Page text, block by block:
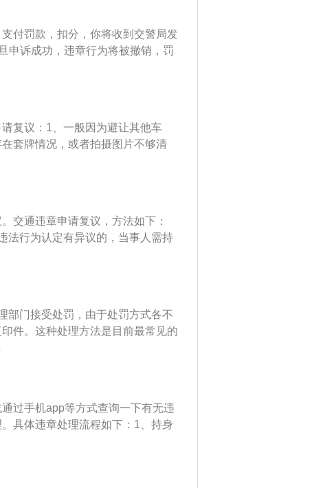
申请。行政复议机关应当自受理之
章有异议时，具体复议方法是，先
录像。如看完录像还觉得有异议，
支队办公大楼复议；4、行政复议
材料复印件、驾驶证、行驶证、
资料。
付罚款，扣分，你将收到交警局发
申诉成功，违章行为将被撤销，罚
要一张《行政复议申请表》，然
一项是撤销处罚的理由，填写的理
提高申诉的成功率；3、手续办理
结果通知你，可能撤销违章会成
的，可以在接到通知之日起五日内
复议：1、一般因为避让其他车
套牌情况，或者拍摄图片不够清
的基本都维持原裁定的；2、写复
口的摄像头它有时照的不全，死角
，如果是维持原裁定，那就认倒霉
交通违章申请复议，方法如下：
法行为认定有异议的，当事人需持
处罚窗口开具处罚决定书，持上述
本人身份证、驾驶证、行车证及执
法控处复议科申请行政复议；3、
调阅违法照片进行详细比对，发现
黑色细条，本着对驾驶员教育为主
录予以删除。同时也提醒驾驶人遵
部门接受处罚，由于处罚方式各不
件。这种处理方法是目前最常见的
通过外地朋友代理，如果违章本
地的相关经营机构来处理，这些代
机构签署相关协议，以免事后不必
。邮政支付实施后对异地交通违章
款支付，为车主节省时间和成本。
过手机app等方式查询一下有无违
具体违章处理流程如下：1、持身
；2、持处罚决定书到指定的银行
总额）；3、打单交完罚款后，把